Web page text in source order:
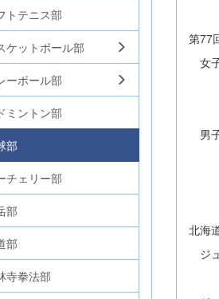
第77
女
西
谷
男
德
青
北海
ジ
トテニス部
ケットボール部
ーボール部
ミントン部
部
チェリー部
部
部
寺拳法部